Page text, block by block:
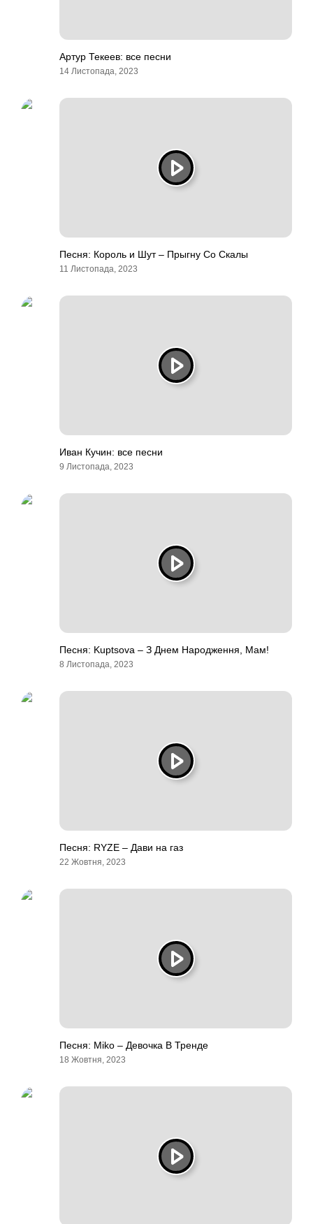
Артур Текеев: все песни
14 Листопада, 2023
Песня: Король и Шут – Прыгну Со Скалы
11 Листопада, 2023
Иван Кучин: все песни
9 Листопада, 2023
Песня: Kuptsova – З Днем Народження, Мам!
8 Листопада, 2023
Песня: RYZE – Дави на газ
22 Жовтня, 2023
Песня: Miko – Девочка В Тренде
18 Жовтня, 2023